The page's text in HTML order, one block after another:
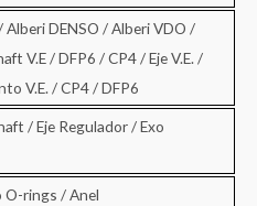
Alberi DENSO / Alberi VDO /
V.E / DFP6 / CP4 / Eje V.E. /
V.E. / CP4 / DFP6
/ Eje Regulador / Exo
O-rings / Anel